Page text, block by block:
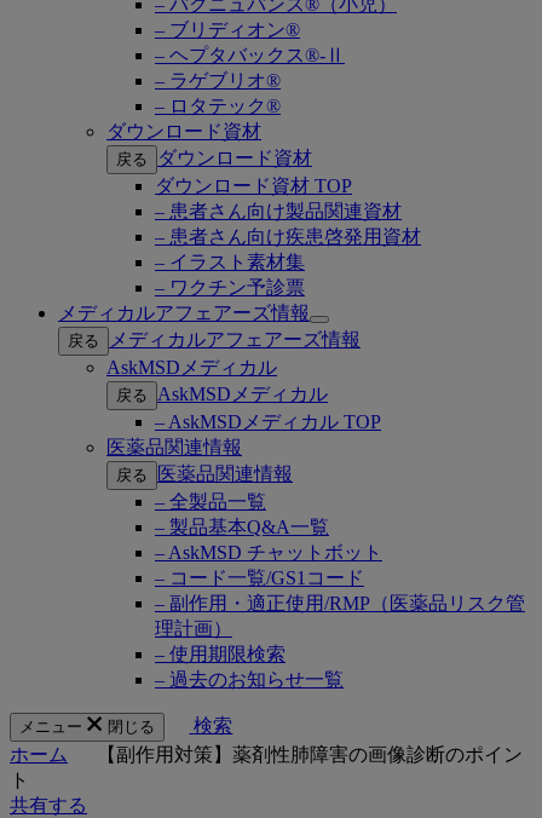
– バクニュバンス®（小児）
– ブリディオン®
– ヘプタバックス®-Ⅱ
– ラゲブリオ®
– ロタテック®
ダウンロード資材
戻る
ダウンロード資材
ダウンロード資材 TOP
– 患者さん向け製品関連資材
– 患者さん向け疾患啓発用資材
– イラスト素材集
– ワクチン予診票
メディカルアフェアーズ情報
Open
submenu
戻る
メディカルアフェアーズ情報
AskMSDメディカル
戻る
AskMSDメディカル
– AskMSDメディカル TOP
医薬品関連情報
戻る
医薬品関連情報
– 全製品一覧
– 製品基本Q&A一覧
– AskMSD チャットボット
– コード一覧/GS1コード
– 副作用・適正使用/RMP（医薬品リスク管
理計画）
– 使用期限検索
– 過去のお知らせ一覧
メニュー 閉じる
検索
ホーム
【副作用対策】薬剤性肺障害の画像診断のポイン
ト
共有する